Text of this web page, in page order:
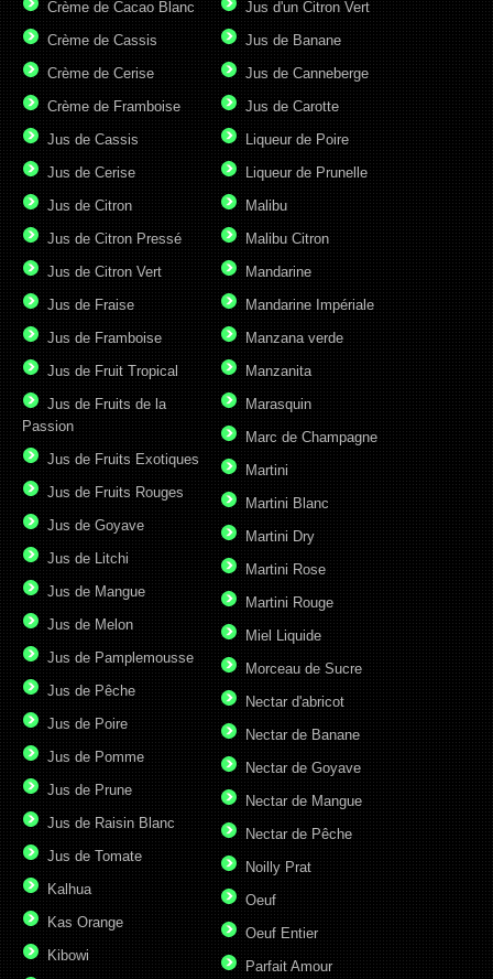
Crème de Cacao Blanc
Crème de Cassis
Crème de Cerise
Crème de Framboise
Jus d'un Citron Vert
Jus de Banane
Jus de Canneberge
Jus de Carotte
Jus de Cassis
Jus de Cerise
Jus de Citron
Jus de Citron Pressé
Jus de Citron Vert
Jus de Fraise
Jus de Framboise
Jus de Fruit Tropical
Jus de Fruits de la
Passion
Jus de Fruits Exotiques
Jus de Fruits Rouges
Jus de Goyave
Jus de Litchi
Jus de Mangue
Jus de Melon
Jus de Pamplemousse
Jus de Pêche
Jus de Poire
Jus de Pomme
Jus de Prune
Jus de Raisin Blanc
Jus de Tomate
Kalhua
Kas Orange
Kibowi
Liqueur de Poire
Liqueur de Prunelle
Malibu
Malibu Citron
Mandarine
Mandarine Impériale
Manzana verde
Manzanita
Marasquin
Marc de Champagne
Martini
Martini Blanc
Martini Dry
Martini Rose
Martini Rouge
Miel Liquide
Morceau de Sucre
Nectar d'abricot
Nectar de Banane
Nectar de Goyave
Nectar de Mangue
Nectar de Pêche
Noilly Prat
Oeuf
Oeuf Entier
Parfait Amour